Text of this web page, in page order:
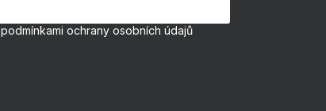
podmínkami ochrany osobních údajů